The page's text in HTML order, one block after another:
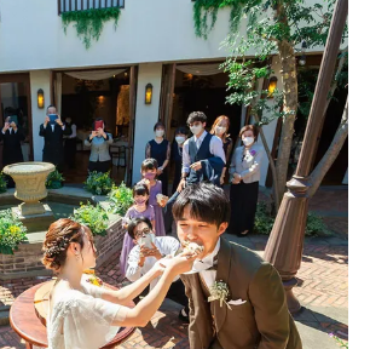
く、ひとりひとりの顔を見ながら感謝を伝え
が叶います。